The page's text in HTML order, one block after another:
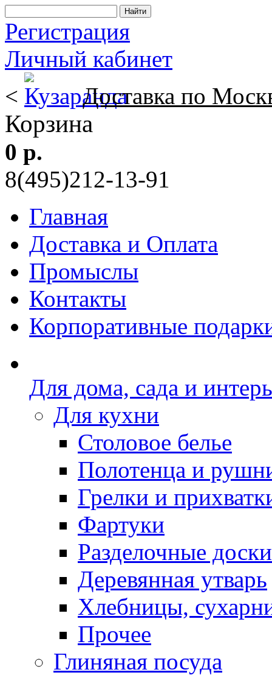
Регистрация
Личный кабинет
<
Доставка по
Корзина
0 р.
8(495)212-13-91
Главная
Доставка и Оплата
Промыслы
Контакты
Корпоративные
Для дома, сада и
Для кухни
Столовое белье
Полотенца и
Грелки и
Фартуки
Разделочные доски
Деревянная утварь
Хлебницы,
Прочее
Глиняная посуда